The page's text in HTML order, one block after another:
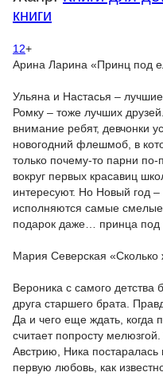
книги
12+
Арина Ларина «Принц под
Ульяна и Настасья –
Ромку – тоже лучших
внимание ребят, девчонки
новогодний флешмоб, в
только почему-то парни
вокруг первых красавиц
интересуют. Но Новый год –
исполняются самые
подарок даже… принца под
Мария Северская «Сколько
Вероника с самого
друга старшего брата.
Да и чего еще ждать, когда
считает попросту
Австрию, Ника постаралась
первую любовь, как